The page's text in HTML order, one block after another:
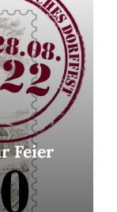
Feier